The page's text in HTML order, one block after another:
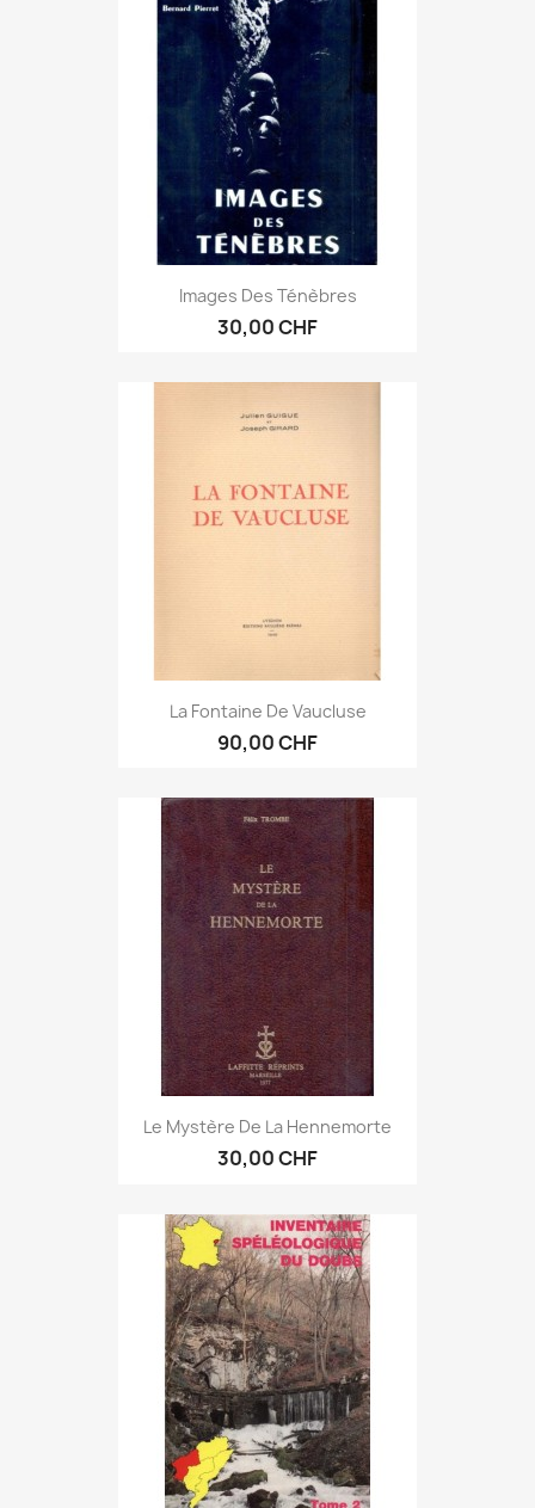
Images Des Ténèbres
30,00 CHF
La Fontaine De Vaucluse
90,00 CHF
Le Mystère De La Hennemorte
30,00 CHF